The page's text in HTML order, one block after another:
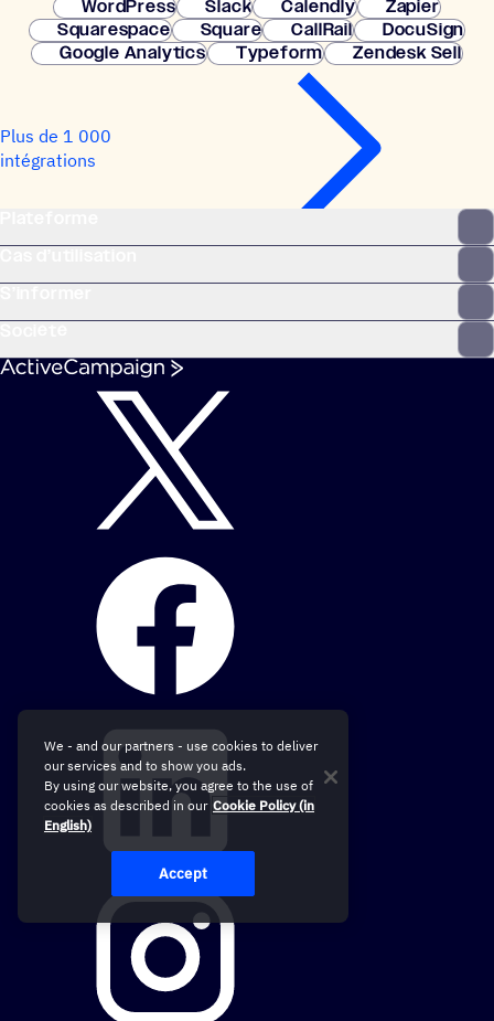
WordPress
Slack Calendly
Zapier
Squarespace
Square CallRail
DocuSign
Google Analytics
Typeform Zendesk Sell
Plus de 1 000
intégrations
We - and our partners - use cookies to deliver
our services and to show you ads.
By using our website, you agree to the use of
cookies as described in our Cookie Policy (in
English)
Accept